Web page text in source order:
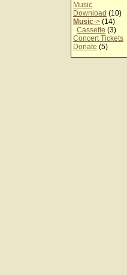
Music
Download (10)
Music-> (14)
Cassette (3)
Concert Tickets
Donate (5)